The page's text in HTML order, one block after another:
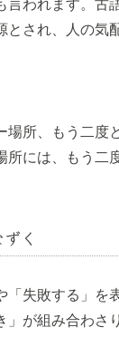
言われます。古
とされ、人の気
場所、もう二度
所には、もう二
く
「失敗する」を
」が組み合わさ